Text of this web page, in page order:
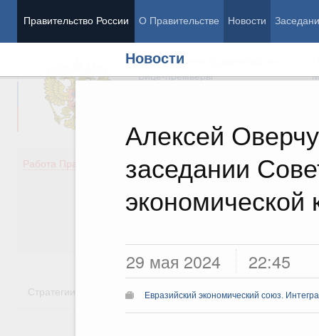
Правительство России О Правительстве Новости
Новости
Алексей
заседании
экономической
29 мая 2024 22:45
Евразийский экономический союз.
Председатель Правительства
Вице-премьеры
Работа Правительства
Демография
Здоровье
Культура
Стратегии Государственные программы